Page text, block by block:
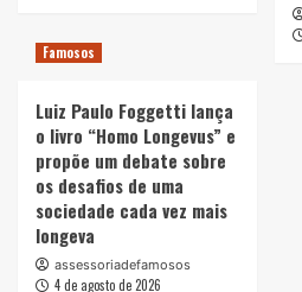
Famosos
Luiz Paulo Foggetti lança
o livro “Homo Longevus” e
propõe um debate sobre
os desafios de uma
sociedade cada vez mais
longeva
assessoriadefamosos
4 de agosto de 2026